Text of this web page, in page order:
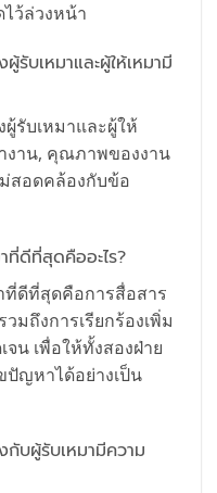
ว้ล่วงหน้า
รับเหมาและผู้ให้เหมามี
รับเหมาและผู้ให้
งาน, คุณภาพของงาน
ม่สอดคล้องกับข้อ
ที่ดีที่สุดคืออะไร?
ดีที่สุดคือการสื่อสาร
มถึงการเรียกร้องเพิ่ม
น เพื่อให้ทั้งสองฝ่าย
ปัญหาได้อย่างเป็น
กับผู้รับเหมามีความ